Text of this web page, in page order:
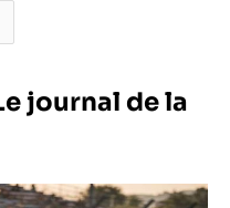
journal de la